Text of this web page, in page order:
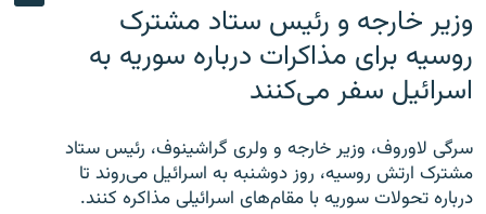
وزیر خارجه و رئیس‌ ستاد مشترک
روسیه برای مذاکرات درباره سوریه به
اسرائیل سفر می‌کنند
سرگی لاوروف، وزیر خارجه و ولری گراشینوف، رئیس ستاد
مشترک ارتش روسیه، روز دوشنبه به اسرائیل می‌روند تا
درباره تحولات سوریه با مقام‌های اسرائیلی مذاکره کنند.